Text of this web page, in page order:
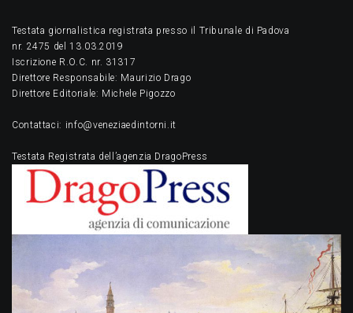
Testata giornalistica registrata presso il Tribunale di Padova
nr. 2475 del 13.03.2019
Iscrizione R.O.C. nr. 31317
Direttore Responsabile: Maurizio Drago
Direttore Editoriale: Michele Pigozzo
Contattaci: info@veneziaedintorni.it
Testata Registrata dell’agenzia DragoPress